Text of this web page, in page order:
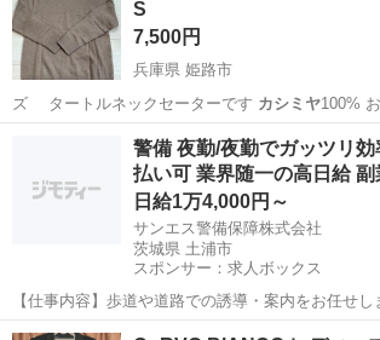
S
7,500円
兵庫県 姫路市
ズ タートルネックセーターです カシミヤ100%
ズ:S …
姫路市 セーター カシミヤ
警備 夜勤/夜勤でガッツリ効
払い可 業界随一の高日給
日給1万4,000円～
サンエス警備保障株式会社
茨城県 土浦市
スポンサー：求人ボックス
【仕事内容】歩道や道路での誘導・案内をお任せし
用される車両や歩行者の方が安全に安心して通行す
アルバイト・パート